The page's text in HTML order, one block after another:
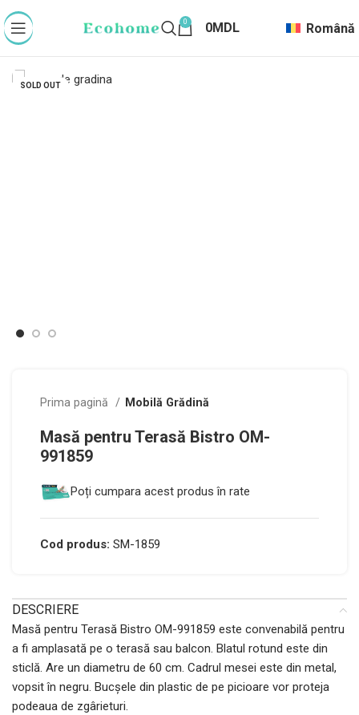
0 0MDL Română
SOLD OUT
Prima pagină Mobilă Grădină
Masă pentru Terasă Bistro OM-
991859
Poți cumpara acest produs în rate
Cod produs: SM-1859
DESCRIERE
Masă pentru Terasă Bistro OM-991859 este convenabilă pentru
a fi amplasată pe o terasă sau balcon. Blatul rotund este din
sticlă. Are un diametru de 60 cm. Cadrul mesei este din metal,
vopsit în negru. Bucșele din plastic de pe picioare vor proteja
podeaua de zgârieturi.